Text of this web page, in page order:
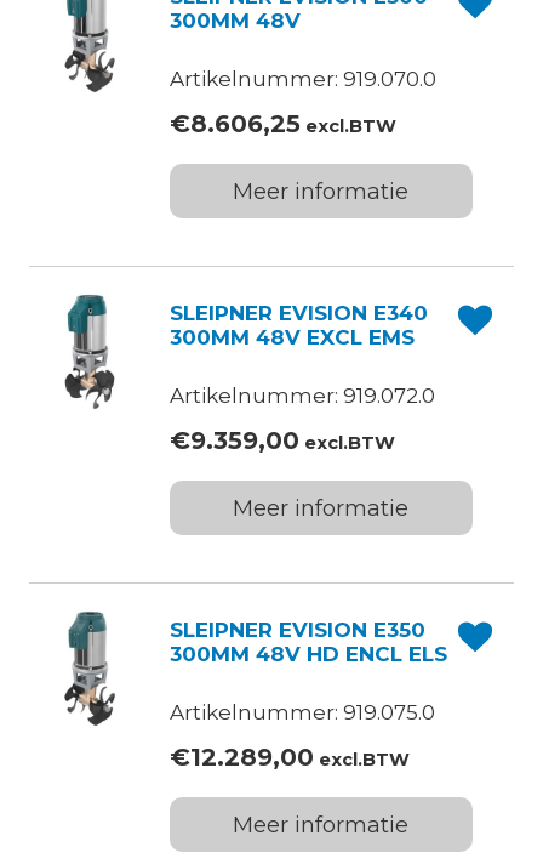
300MM 48V
Artikelnummer: 919.070.0
€8.606,25excl.BTW
Meer informatie
SLEIPNER EVISION E340
300MM 48V EXCL EMS
Artikelnummer: 919.072.0
€9.359,00 excl.BTW
Meer informatie
SLEIPNER EVISION E350
300MM 48V HD ENCL ELS
Artikelnummer: 919.075.0
€12.289,00 excl.BTW
Meer informatie